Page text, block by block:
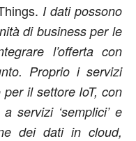
I dati possono
di business per le
l’offerta con
Proprio i servizi
il settore IoT, con
servizi ‘semplici’ e
dei dati in cloud,